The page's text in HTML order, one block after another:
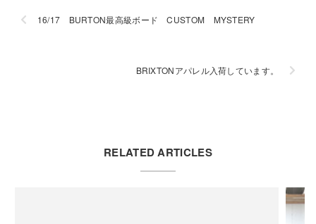
16/17 BURTON最高級ボード CUSTOM MYSTERY
BRIXTONアパレル入荷しています。
RELATED ARTICLES